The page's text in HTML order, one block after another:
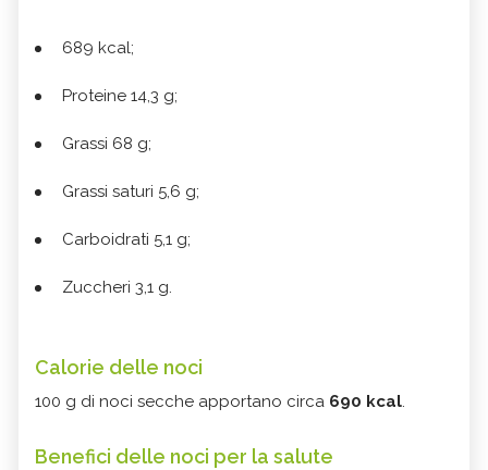
689 kcal;
Proteine 14,3 g;
Grassi 68 g;
Grassi saturi 5,6 g;
Carboidrati 5,1 g;
Zuccheri 3,1 g.
Calorie delle noci
100 g di noci secche apportano circa 690 kcal.
Benefici delle noci per la salute